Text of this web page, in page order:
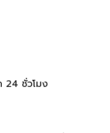
24 ชั่วโมง